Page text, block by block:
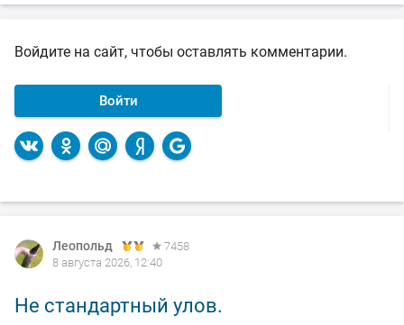
Войдите на сайт, чтобы оставлять комментарии.
Войти
Леопольд
7458
8 августа 2026, 12:40
Не стандартный улов.
Леопольд
7458
8 августа 2026, 12:38
Утренняя красотка.